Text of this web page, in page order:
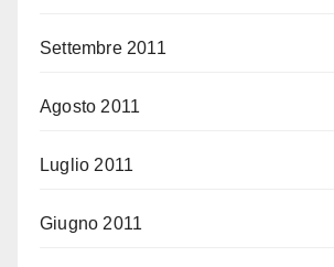
Settembre 2011
Agosto 2011
Luglio 2011
Giugno 2011